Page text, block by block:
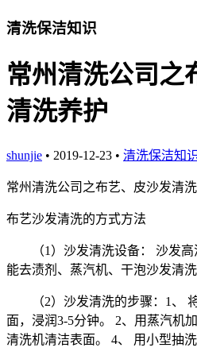
清洗保洁知识
常州清洗公司之
清洗养护
shunjie • 2019-12-23 • 清洗保洁知
常州清洗公司之布艺、皮沙发清
布艺沙发清洗的方式方法
（1）沙发清洗设备： 沙发高
能去渍剂、蒸汽机、干泡沙发清
（2）沙发清洗的步骤：1、
面，浸润3-5分钟。 2、用蒸汽机
清洗机清洁表面。 4、 用小型抽